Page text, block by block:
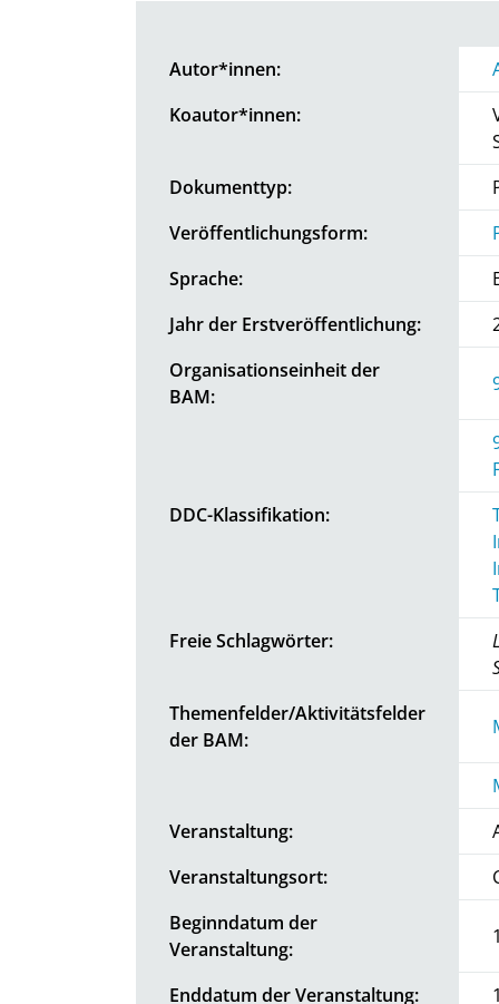
Autor*innen:
Koautor*innen:
Dokumenttyp:
Veröffentlichungsform:
Sprache:
Jahr der Erstveröffentlichung:
Organisationseinheit der
BAM:
DDC-Klassifikation:
Freie Schlagwörter:
Themenfelder/Aktivitätsfelder
der BAM:
Veranstaltung:
Veranstaltungsort:
Beginndatum der
Veranstaltung:
Enddatum der Veranstaltung: